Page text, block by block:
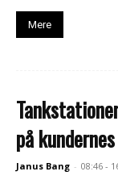
Mere
på
Janus Bang - 08:46 -